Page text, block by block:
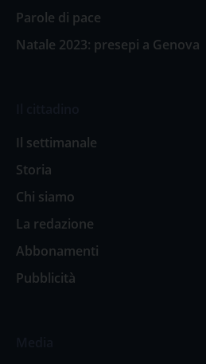
Parole di pace
Natale 2023: presepi a Genova
Il settimanale
Storia
Chi siamo
La redazione
Abbonamenti
Pubblicità